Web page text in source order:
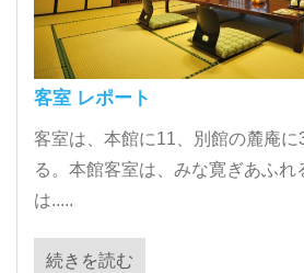
客室 レポート
客室は、本館に11、別館の麓庵に
る。本館客室は、みな寛ぎあふれ
は.....
続きを読む